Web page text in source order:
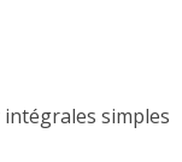
intégrales simples